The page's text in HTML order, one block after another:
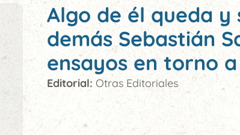
Algo de él queda
demás Sebastián
ensayos en torno
Editorial: Otras Editoriales